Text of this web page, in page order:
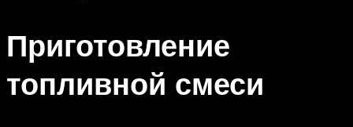
Приготовление
топливной смеси